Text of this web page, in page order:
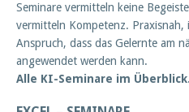
Seminare vermitteln keine
vermitteln Kompetenz.
Anspruch, dass das Gelernte am
angewendet werden kann.
Alle KI-Seminare im Überblick.